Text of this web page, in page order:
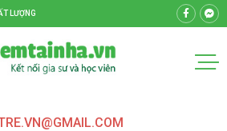
LƯỢNG